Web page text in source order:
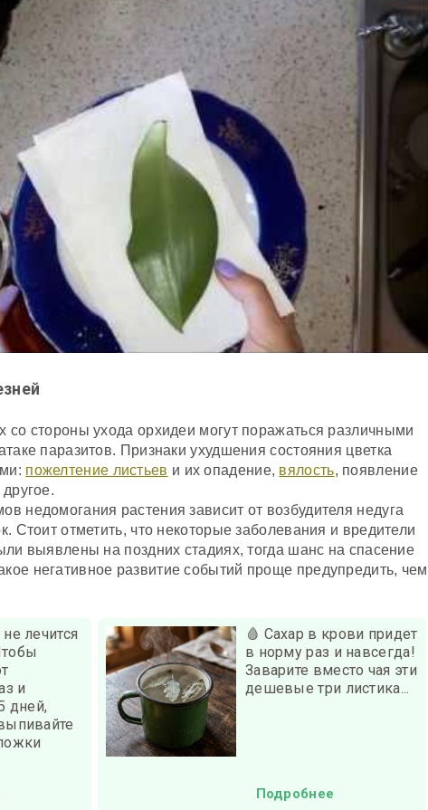
со стороны ухода орхидеи могут поражаться различными
паразитов. Признаки ухудшения состояния цветка
пожелтение листьев и их опадение, вялость, появление
недомогания растения зависит от возбудителя недуга
Стоит отметить, что некоторые заболевания и вредители
выявлены на поздних стадиях, тогда шанс на спасение
негативное развитие событий проще предупредить, чем
не лечится
и
дней,
🩸 Сахар в крови придет
в норму раз и навсегда!
Заварите вместо чая эти
дешевые три листика...
Подробнее